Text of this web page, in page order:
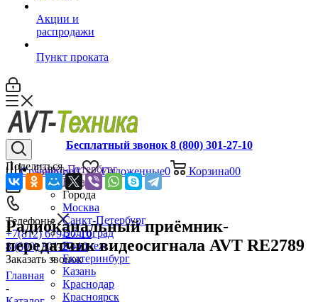
Акции и
распродажи
Пункт проката
Сравнение0 Отложенные0 Корзина00
Телефоны
+7(812) 679-27-10
8 (800) 301-27-10
Заказать звонок
Бесплатный звонок 8 (800) 301-27-10
Санкт-Петербург
Назад
Города
Москва
Санкт-Петербург
Волгоград
Воронеж
Екатеринбург
Казань
Краснодар
Красноярск
Поделиться
Радиоканальный приёмник-
передатчик видеосигнала AVT RE2789
Главная
-